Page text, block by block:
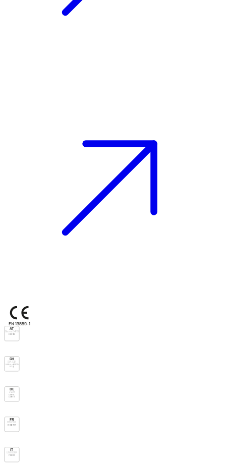
EN 13859-1
AT
Önorm B4119
E-do nsk
CH
SIA 232
V.v.o. H > 90mm
UD (g)
DE
ZVDH
USB-A
UDB-A
FR
DTU 31.2
E1 Sd3 TR2
IT
UNI 11564
P SR2 A